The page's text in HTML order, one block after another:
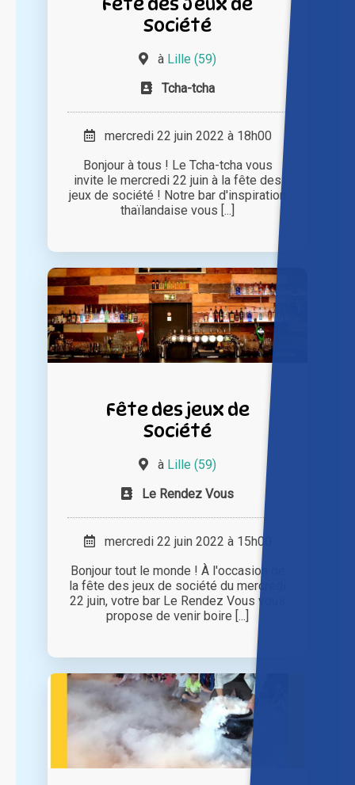
Société
à Lille (59)
Tcha-tcha
mercredi 22 juin 2022 à 18h00
Bonjour à tous ! Le Tcha-tcha vous
invite le mercredi 22 juin à la fête des
jeux de société ! Notre bar d'inspiration
thaïlandaise vous [...]
Fête des jeux de
Société
à Lille (59)
Le Rendez Vous
mercredi 22 juin 2022 à 15h00
Bonjour tout le monde ! À l'occasion de
la fête des jeux de société du mercredi
22 juin, votre bar Le Rendez Vous vous
propose de venir boire [...]